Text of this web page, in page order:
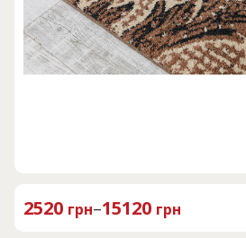
2520 грн–15120 грн